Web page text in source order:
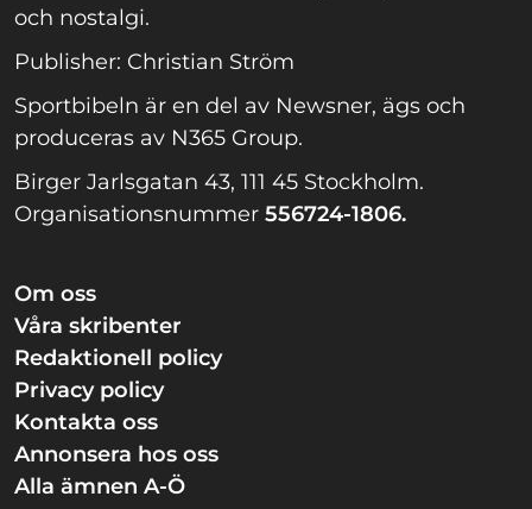
och nostalgi.
Publisher: Christian Ström
Sportbibeln är en del av Newsner, ägs och
produceras av N365 Group.
Birger Jarlsgatan 43, 111 45 Stockholm.
Organisationsnummer 556724-1806.
Om oss
Våra skribenter
Redaktionell policy
Privacy policy
Kontakta oss
Annonsera hos oss
Alla ämnen A-Ö